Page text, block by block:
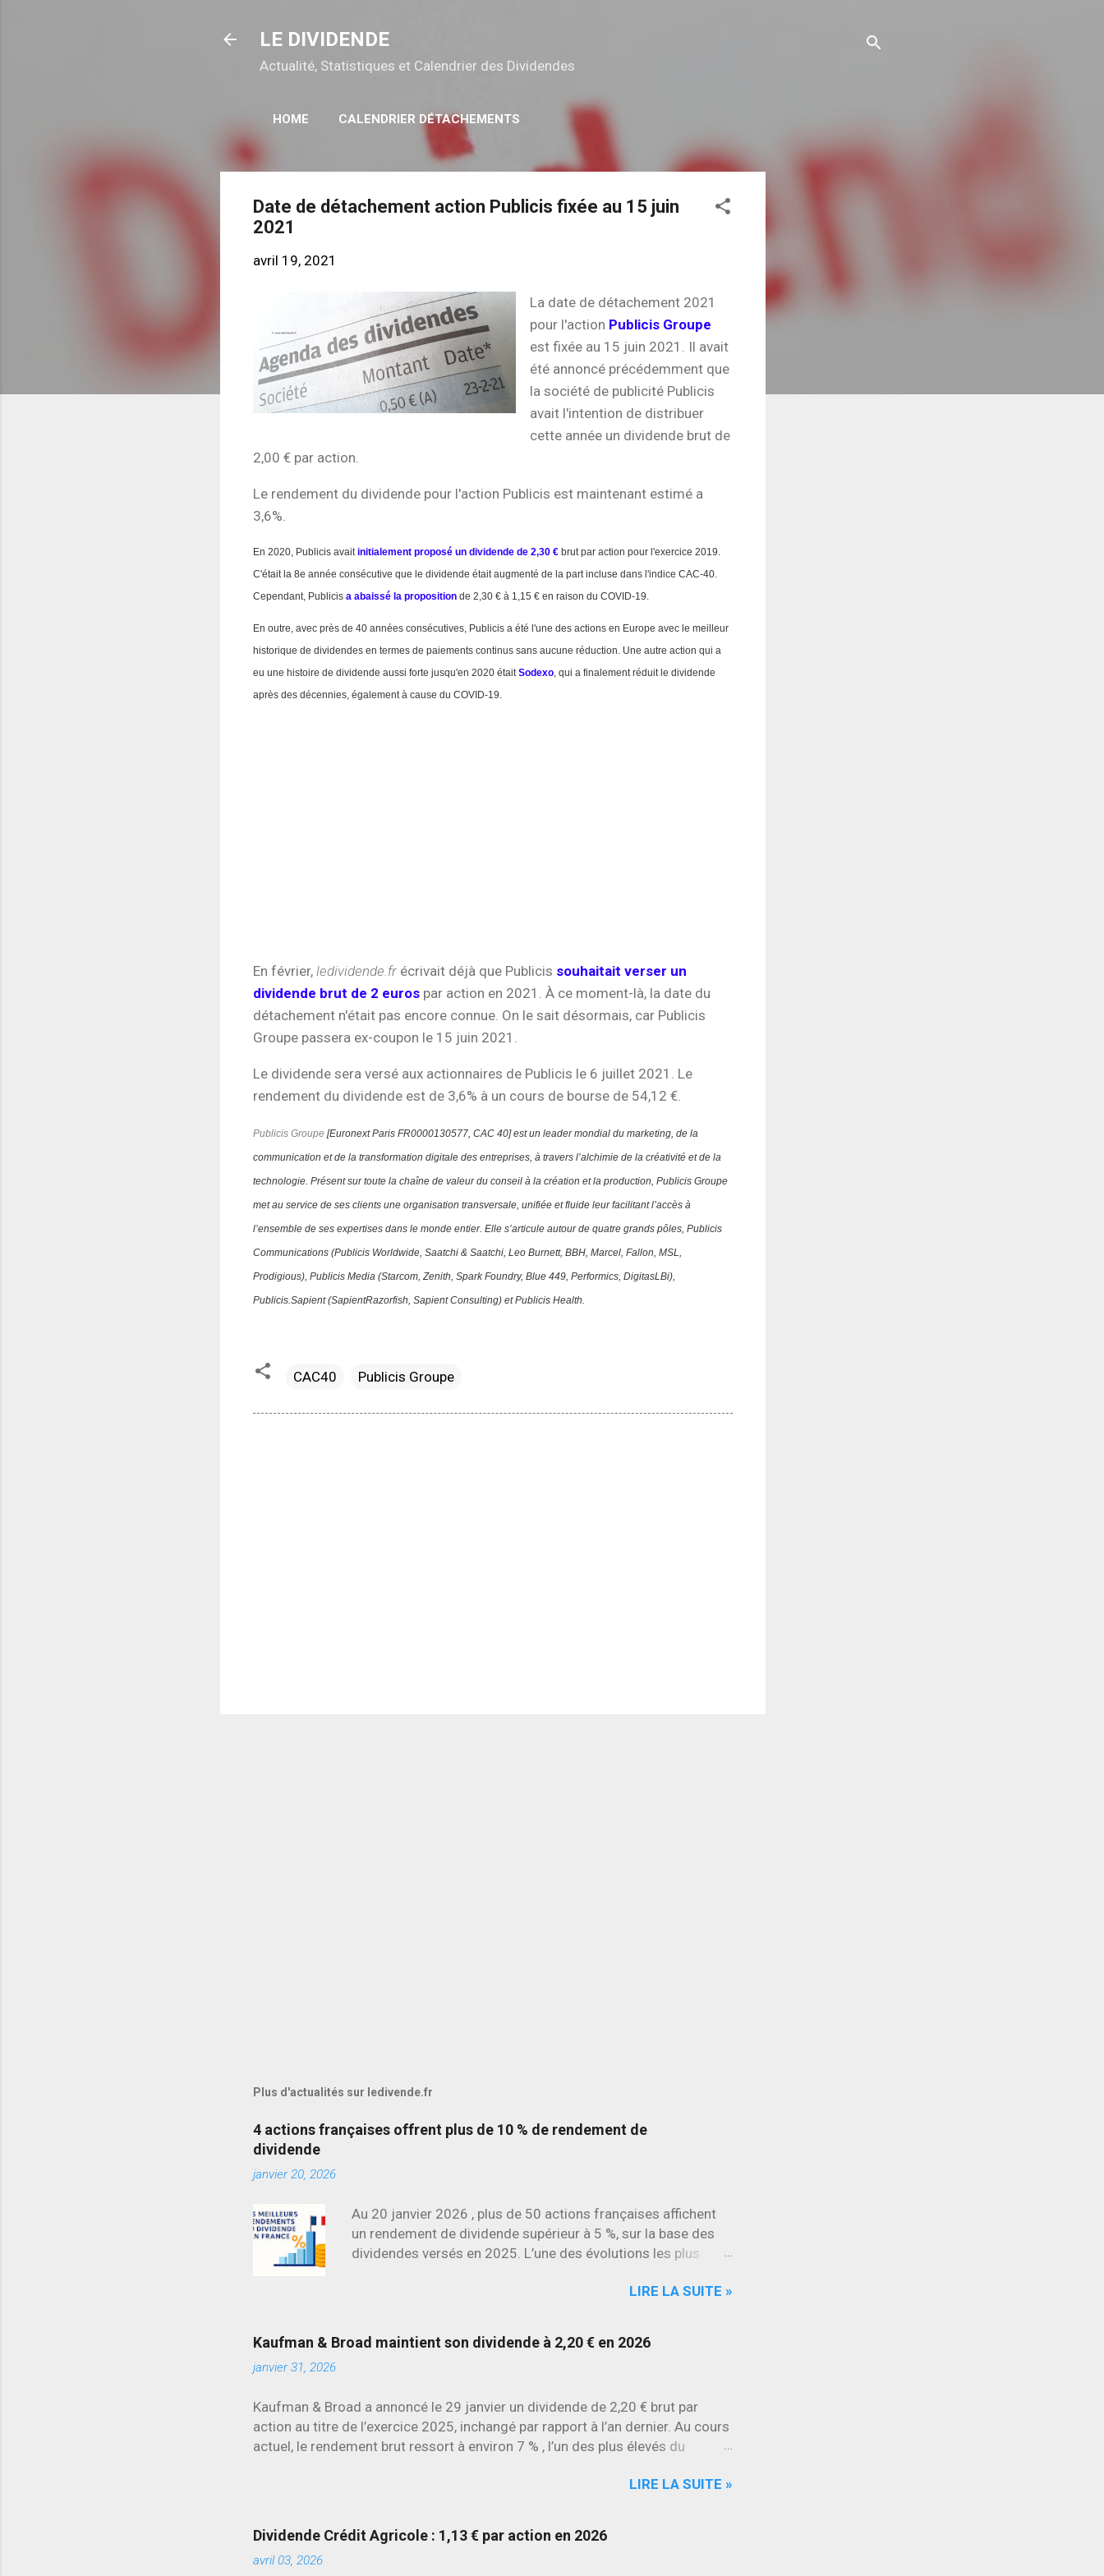
LE DIVIDENDE
Actualité, Statistiques et Calendrier des Dividendes
HOME CALENDRIER DÉTACHEMENTS
Date de détachement action Publicis fixée au 15 juin
2021
avril 19, 2021
La date de détachement 2021
pour l'action Publicis Groupe
est fixée au 15 juin 2021. Il avait
été annoncé précédemment que
la société de publicité Publicis
avait l'intention de distribuer
cette année un dividende brut de
2,00 € par action.
Le rendement du dividende pour l'action Publicis est maintenant estimé a
3,6%.
En 2020, Publicis avait initialement proposé un dividende de 2,30 € brut par action pour l'exercice 2019.
C'était la 8e année consécutive que le dividende était augmenté de la part incluse dans l'indice CAC-40.
Cependant, Publicis a abaissé la proposition de 2,30 € à 1,15 € en raison du COVID-19.
En outre, avec près de 40 années consécutives, Publicis a été l'une des actions en Europe avec le meilleur
historique de dividendes en termes de paiements continus sans aucune réduction. Une autre action qui a
eu une histoire de dividende aussi forte jusqu'en 2020 était Sodexo , qui a finalement réduit le dividende
après des décennies, également à cause du COVID-19.
En février, ledividende.fr écrivait déjà que Publicis souhaitait verser un
dividende brut de 2 euros par action en 2021. À ce moment-là, la date du
détachement n'était pas encore connue. On le sait désormais, car Publicis
Groupe passera ex-coupon le 15 juin 2021.
Le dividende sera versé aux actionnaires de Publicis le 6 juillet 2021. Le
rendement du dividende est de 3,6% à un cours de bourse de 54,12 €.
Publicis Groupe [Euronext Paris FR0000130577, CAC 40] est un leader mondial du marketing, de la
communication et de la transformation digitale des entreprises, à travers l’alchimie de la créativité et de la
technologie. Présent sur toute la chaîne de valeur du conseil à la création et la production, Publicis Groupe
met au service de ses clients une organisation transversale, unifiée et fluide leur facilitant l’accès à
l’ensemble de ses expertises dans le monde entier. Elle s’articule autour de quatre grands pôles, Publicis
Communications (Publicis Worldwide, Saatchi & Saatchi, Leo Burnett, BBH, Marcel, Fallon, MSL,
Prodigious), Publicis Media (Starcom, Zenith, Spark Foundry, Blue 449, Performics, DigitasLBi),
Publicis.Sapient (SapientRazorfish, Sapient Consulting) et Publicis Health.
CAC40 Publicis Groupe
Plus d'actualités sur ledivende.fr
4 actions françaises offrent plus de 10 % de rendement de
dividende
janvier 20, 2026
Au 20 janvier 2026 , plus de 50 actions françaises affichent
un rendement de dividende supérieur à 5 %, sur la base des
dividendes versés en 2025. L’une des évolutions les plus
d’environ 22 % en 2026 , tandis que Stellantis et Renault
LIRE LA SUITE »
Kaufman & Broad maintient son dividende à 2,20 € en 2026
janvier 31, 2026
Kaufman & Broad a annoncé le 29 janvier un dividende de 2,20 € brut par
action au titre de l’exercice 2025, inchangé par rapport à l’an dernier. Au cours
actuel, le rendement brut ressort à environ 7 % , l’un des plus élevés du
LIRE LA SUITE »
Dividende Crédit Agricole : 1,13 € par action en 2026
avril 03, 2026